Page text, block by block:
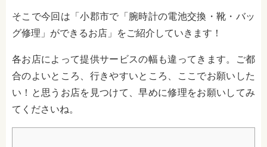
そこで今回は「小郡市で「腕時計の電池交換・靴・バッ
グ修理」ができるお店」をご紹介していきます！
各お店によって提供サービスの幅も違ってきます。ご都
合のよいところ、行きやすいところ、ここでお願いした
い！と思うお店を見つけて、早めに修理をお願いしてみ
てくださいね。